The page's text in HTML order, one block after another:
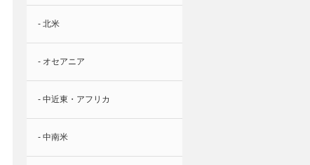
- 北米
- オセアニア
- 中近東・アフリカ
- 中南米